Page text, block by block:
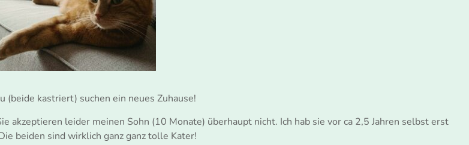
(beide kastriert) suchen ein neues Zuhause!
akzeptieren leider meinen Sohn (10 Monate) überhaupt nicht. Ich hab sie vor ca 2,5 Jahren selbst erst
beiden sind wirklich ganz ganz tolle Kater!